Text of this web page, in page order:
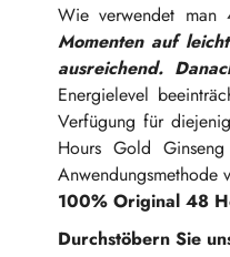
Wie verwendet man
Momenten auf
ausreichend.
Energielevel
Verfügung für
Hours Gold
Anwendungsmethode
100% Original 48
Durchstöbern Sie